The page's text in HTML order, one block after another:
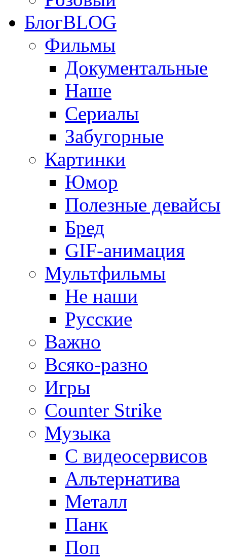
БлогBLOG
Фильмы
Документальные
Наше
Сериалы
Забугорные
Картинки
Юмор
Полезные девайсы
Бред
GIF-анимация
Мультфильмы
Не наши
Русские
Важно
Всяко-разно
Игры
Counter Strike
Музыка
С видеосервисов
Альтернатива
Металл
Панк
Поп